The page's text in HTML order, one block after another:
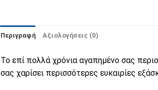
Περιγραφή Αξιολογήσεις (0)
Το επί πολλά χρόνια αγαπημένο σας
σας χαρίσει περισσότερες ευκαιρίες